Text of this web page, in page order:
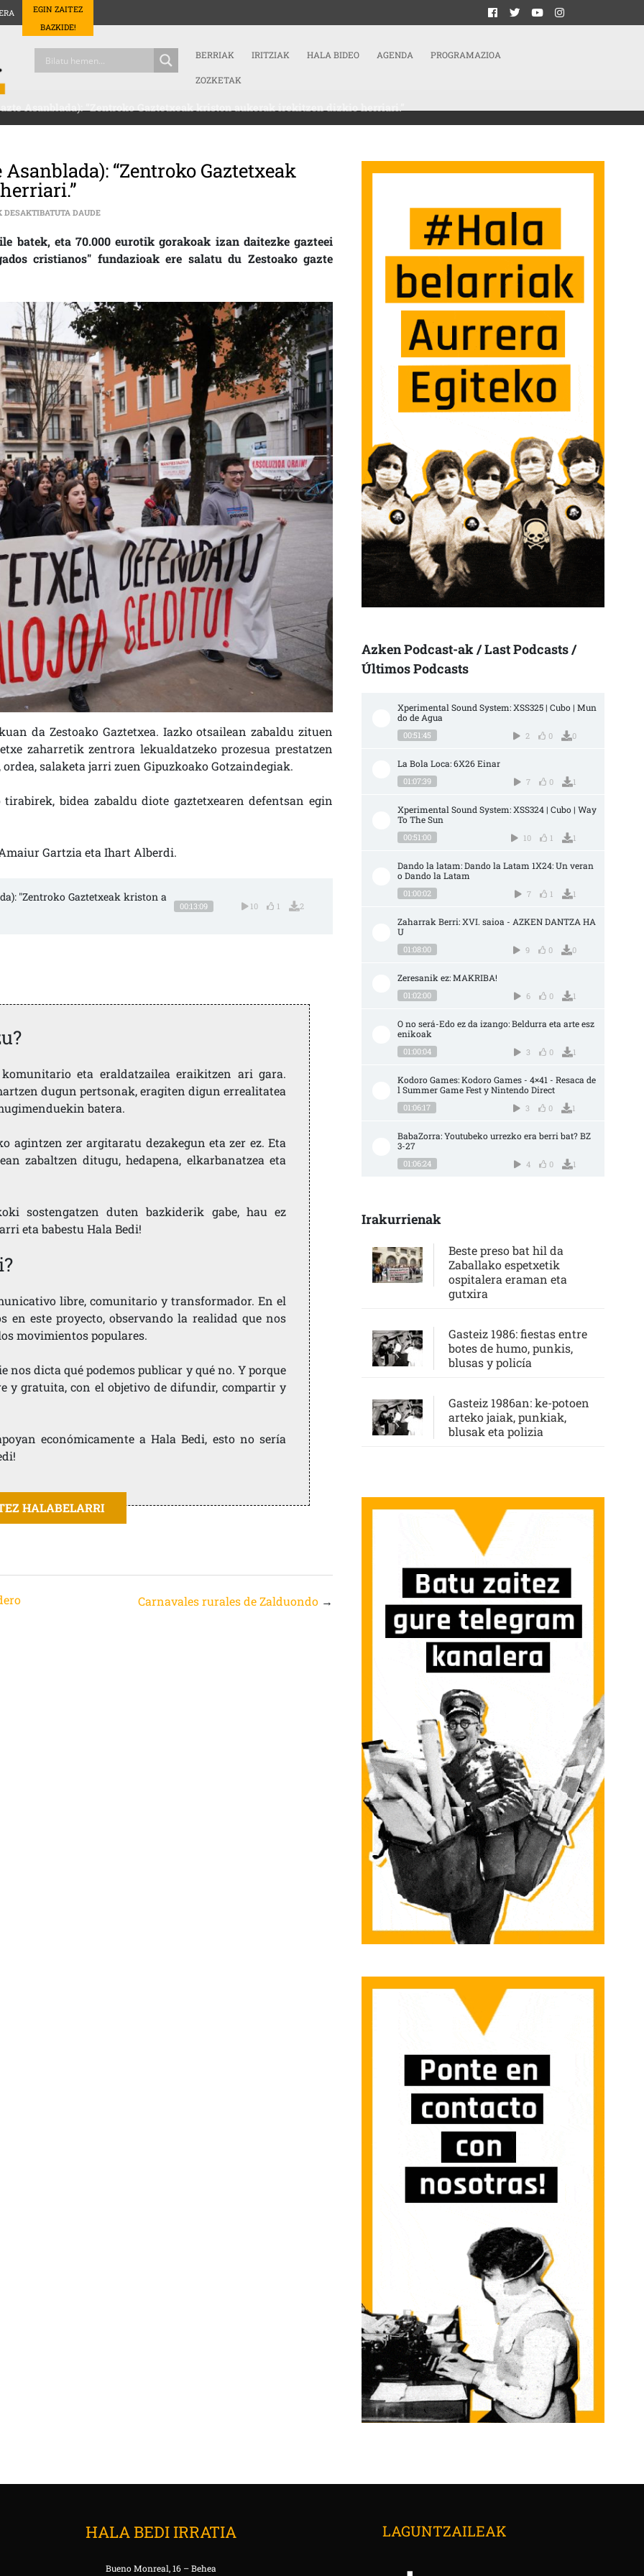
EGIN ZAITEZ
BAZKIDE!
BERRIAK IRITZIAK HALA BIDEO AGENDA PROGRAMAZIOA
ZOZKETAK
Asanblada): “Zentroko Gaztetxeak kriston aukerak irekitzen dizkio herriari.”
“Zentroko Gaztetxeak
DESAKTIBATUTA DAUDEAMAIUR ETA HIART (ZESTOAKO GAZTE ASANBLADA): “ZENTROKO GAZTETXEAK KRISTON AUKERAK IREKITZEN DIZKIO HERRIARI.”
batek, eta 70.000 eurotik gorakoak izan daitezke gazteei
cristianos" fundazioak ere salatu du Zestoako gazte
da Zestoako Gaztetxea. Iazko otsailean zabaldu zituen
zaharretik zentrora lekualdatzeko prozesua prestatzen
salaketa jarri zuen Gipuzkoako Gotzaindegiak.
bidea zabaldu diote gaztetxearen defentsan egin
Gartzia eta Ihart Alberdi.
"Zentroko Gaztetxeak kriston a
00:13:09 10 1 2
eta eraldatzailea eraikitzen ari gara.
dugun pertsonak, eragiten digun errealitatea
batera.
agintzen zer argitaratu dezakegun eta zer ez. Eta
zabaltzen ditugu, hedapena, elkarbanatzea eta
sostengatzen duten bazkiderik gabe, hau ez
eta babestu Hala Bedi!
libre, comunitario y transformador. En el
en este proyecto, observando la realidad que nos
movimientos populares.
dicta qué podemos publicar y qué no. Y porque
y gratuita, con el objetivo de difundir, compartir y
económicamente a Hala Bedi, esto no sería
HALABELARRI
Carnavales rurales de Zalduondo→
Azken Podcast-ak / Last Podcasts /
Últimos Podcasts
Xperimental Sound System: XSS325 | Cubo | Mun
do de Agua
00:51:45 2 0 0
La Bola Loca: 6X26 Einar
01:07:39 7 0 1
Xperimental Sound System: XSS324 | Cubo | Way
To The Sun
00:51:00 10 1 1
Dando la latam: Dando la Latam 1X24: Un veran
o Dando la Latam
01:00:02 7 1 1
Zaharrak Berri: XVI. saioa - AZKEN DANTZA HA
U
01:08:00 9 0 0
Zeresanik ez: MAKRIBA!
01:02:00 6 0 1
O no será-Edo ez da izango: Beldurra eta arte esz
enikoak
01:00:04 3 0 1
Kodoro Games: Kodoro Games - 4×41 - Resaca de
l Summer Game Fest y Nintendo Direct
01:06:17 3 0 1
BabaZorra: Youtubeko urrezko era berri bat? BZ
3-27
01:06:24 4 0 1
Irakurrienak
Beste preso bat hil da
Zaballako espetxetik
ospitalera eraman eta
gutxira
Gasteiz 1986: fiestas entre
botes de humo, punkis,
blusas y policía
Gasteiz 1986an: ke-potoen
arteko jaiak, punkiak,
blusak eta polizia
HALA BEDI IRRATIA
Bueno Monreal, 16 – Behea
LAGUNTZAILEAK